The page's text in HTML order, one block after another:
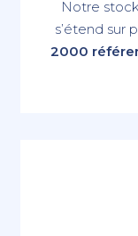
Notre
s’étend sur
2000